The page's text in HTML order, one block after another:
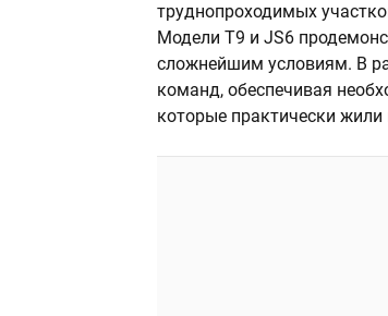
труднопроходимых
Модели T9 и JS6
сложнейшим условиям. В
команд, обеспечивая
которые практически